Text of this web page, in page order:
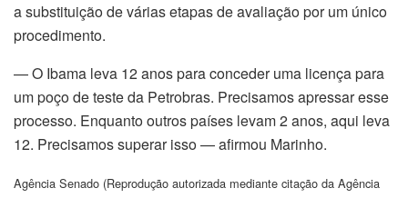
a substituição de várias etapas de avaliação por um único
procedimento.
— O Ibama leva 12 anos para conceder uma licença para
um poço de teste da Petrobras. Precisamos apressar esse
processo. Enquanto outros países levam 2 anos, aqui leva
12. Precisamos superar isso — afirmou Marinho.
Agência Senado (Reprodução autorizada mediante citação da Agência